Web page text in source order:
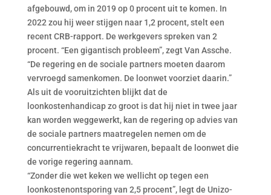
afgebouwd, om in 2019 op 0 procent uit te komen. In
2022 zou hij weer stijgen naar 1,2 procent, stelt een
recent CRB-rapport. De werkgevers spreken van 2
procent. “Een gigantisch probleem”, zegt Van Assche.
“De regering en de sociale partners moeten daarom
vervroegd samenkomen. De loonwet voorziet daarin.”
Als uit de vooruitzichten blijkt dat de
loonkostenhandicap zo groot is dat hij niet in twee jaar
kan worden weggewerkt, kan de regering op advies van
de sociale partners maatregelen nemen om de
concurrentiekracht te vrijwaren, bepaalt de loonwet die
de vorige regering aannam.
“Zonder die wet keken we wellicht op tegen een
loonkostenontsporing van 2,5 procent”, legt de Unizo-